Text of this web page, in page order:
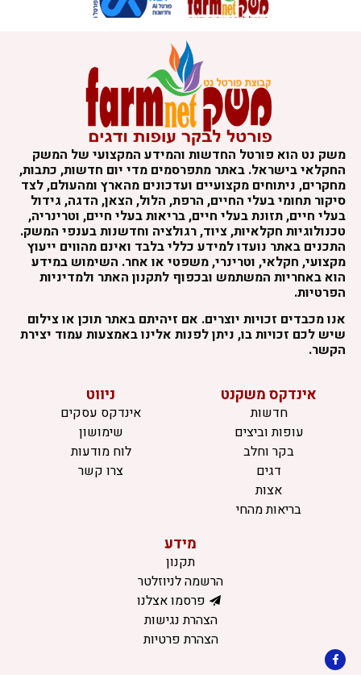
משק נט הוא פורטל החדשות והמידע המקצועי של המשק
החקלאי בישראל. באתר מתפרסמים מדי יום חדשות, כתבות,
מחקרים, ניתוחים מקצועיים ועדכונים מהארץ ומהעולם, לצד
סיקור תחומי בעלי החיים, הרפת, הלול, הצאן, הדגה, גידול
בעלי חיים, תזונת בעלי חיים, בריאות בעלי חיים, וטרינריה,
טכנולוגיות חקלאיות, ציוד, רגולציה וחדשנות בענפי המשק.
התכנים באתר נועדו למידע כללי בלבד ואינם מהווים ייעוץ
מקצועי, חקלאי, וטרינרי, משפטי או אחר. השימוש במידע
הוא באחריות המשתמש ובכפוף לתקנון האתר ולמדיניות
הפרטיות.
אנו מכבדים זכויות יוצרים. אם זיהיתם באתר תוכן או צילום
שיש לכם זכויות בו, ניתן לפנות אלינו באמצעות עמוד יצירת
הקשר.
אינדקס משקנט
חדשות
עופות וביצים
בקר וחלב
דגים
אצות
בריאות מהחי
ניווט
אינדקס עסקים
שימושון
לוח מודעות
צרו קשר
מידע
תקנון
הרשמה לניוזלטר
פרסמו אצלנו
הצהרת נגישות
הצהרת פרטיות